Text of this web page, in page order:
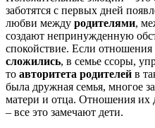
заботятся с первых дней
любви между родителями,
создают непринужденную
спокойствие. Если
сложились, в семье ссоры,
то авторитета родителей в
была дружная семья, многое
матери и отца. Отношения их
– все это замечают дети.